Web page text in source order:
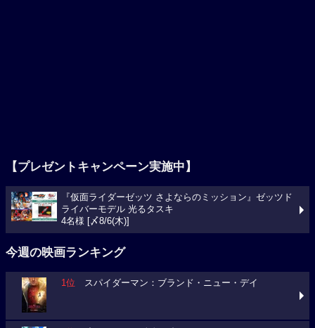
【プレゼントキャンペーン実施中】
『仮面ライダーゼッツ さよならのミッション』ゼッツド
ライバーモデル 光るタスキ
4名様 [〆8/6(木)]
今週の映画ランキング
1位 スパイダーマン：ブランド・ニュー・デイ